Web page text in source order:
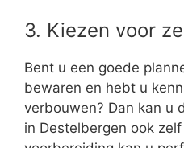
3. Kiezen voor
Bent u een goede
bewaren en hebt u
verbouwen? Dan kan u
in Destelbergen ook